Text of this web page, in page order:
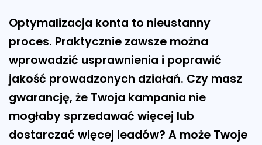
Optymalizacja konta to nieustanny
proces. Praktycznie zawsze można
wprowadzić usprawnienia i poprawić
jakość prowadzonych działań. Czy masz
gwarancję, że Twoja kampania nie
mogłaby sprzedawać więcej lub
dostarczać więcej leadów? A może Twoje